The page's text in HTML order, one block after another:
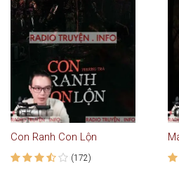
Con Ranh Con Lộn
(172)